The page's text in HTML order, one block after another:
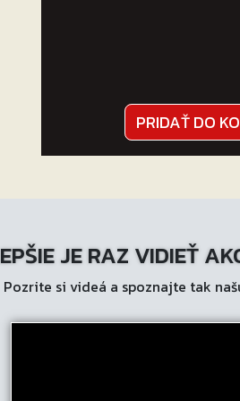
PRIDAŤ DO
JE RAZ VIDIEŤ
Pozrite si videá a spoznajte tak